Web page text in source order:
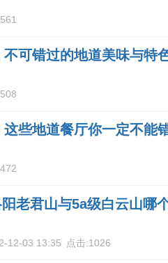
可错过的地道美味与特
些地道餐厅你一定不能
老君山与5a级白云山哪
12-03 13:35 点击:1026